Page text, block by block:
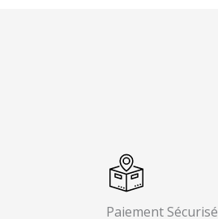
Paiement Sécurisé